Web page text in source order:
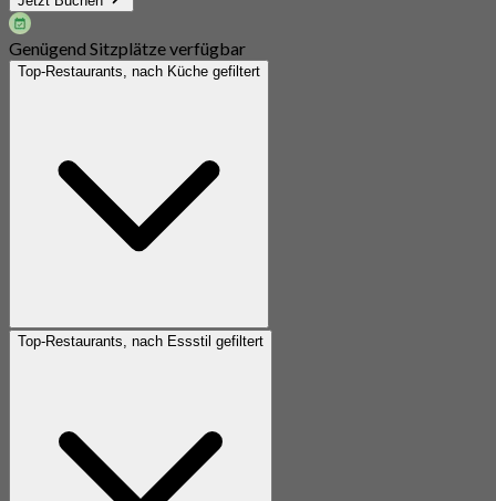
Genügend Sitzplätze verfügbar
Top-Restaurants, nach Küche gefiltert
Top-Restaurants, nach Essstil gefiltert